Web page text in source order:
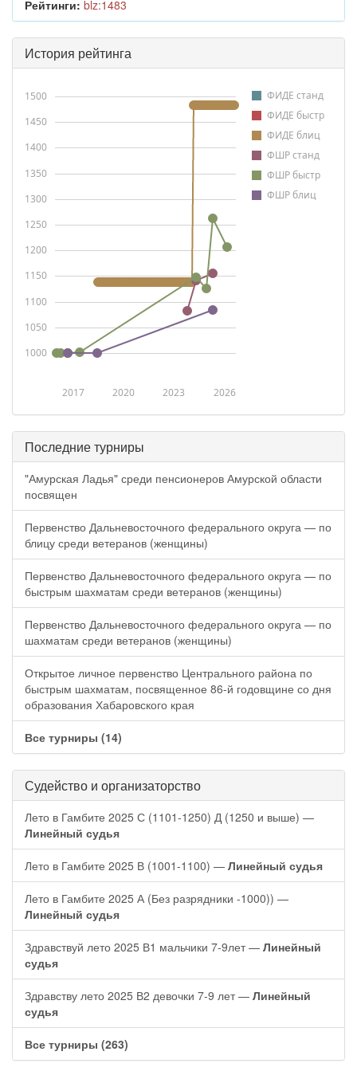
Рейтинги: blz:1483
История рейтинга
ФИДЕ станд
ФИДЕ быстр
ФИДЕ блиц
ФШР станд
ФШР быстр
ФШР блиц
2017 2020 2023 2026
1000
1050
1100
1150
1200
1250
1300
1350
1400
1450
1500
Последние турниры
"Амурская Ладья" среди пенсионеров Амурской области
посвящен
Первенство Дальневосточного федерального округа — по
блицу среди ветеранов (женщины)
Первенство Дальневосточного федерального округа — по
быстрым шахматам среди ветеранов (женщины)
Первенство Дальневосточного федерального округа — по
шахматам среди ветеранов (женщины)
Открытое личное первенство Центрального района по
быстрым шахматам, посвященное 86-й годовщине со дня
образования Хабаровского края
Все турниры (14)
Судейство и организаторство
Лето в Гамбите 2025 С (1101-1250) Д (1250 и выше) —
Линейный судья
Лето в Гамбите 2025 В (1001-1100) — Линейный судья
Лето в Гамбите 2025 А (Без разрядники -1000)) —
Линейный судья
Здравствуй лето 2025 В1 мальчики 7-9лет — Линейный
судья
Здравству лето 2025 В2 девочки 7-9 лет — Линейный
судья
Все турниры (263)